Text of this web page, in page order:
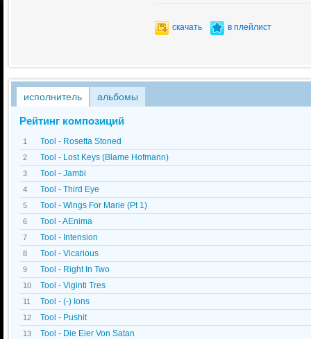
скачать в плейлист
исполнитель альбомы
Рейтинг композиций
1 Tool - Rosetta Stoned
2 Tool - Lost Keys (Blame Hofmann)
3 Tool - Jambi
4 Tool - Third Eye
5 Tool - Wings For Marie (Pt 1)
6 Tool - AEnima
7 Tool - Intension
8 Tool - Vicarious
9 Tool - Right In Two
10 Tool - Viginti Tres
11 Tool - (-) Ions
12 Tool - Pushit
13 Tool - Die Eier Von Satan